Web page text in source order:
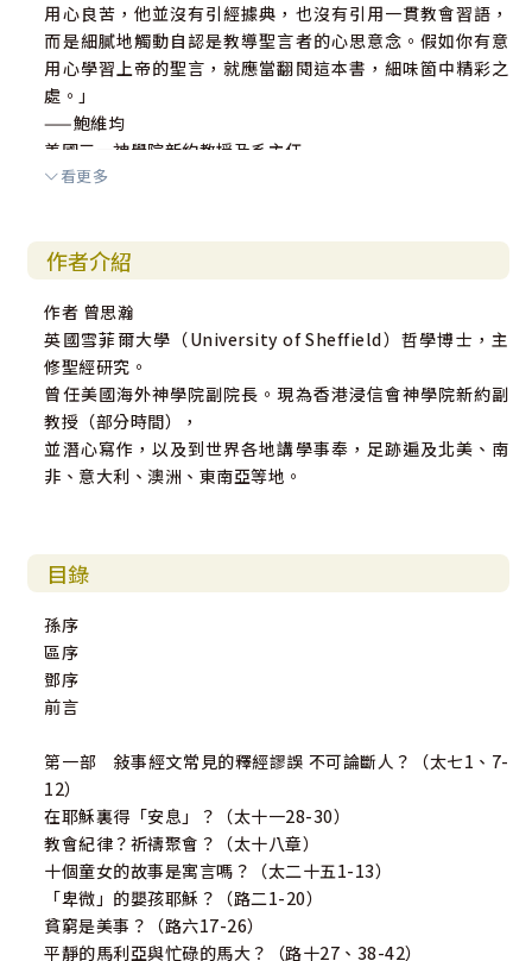
用心良苦，他並沒有引經據典，也沒有引用一貫教會習語，
而是細膩地觸動自認是教導聖言者的心思意念。假如你有意
用心學習上帝的聖言，就應當翻閱這本書，細味箇中精彩之
處。」
——鮑維均
美國三一神學院新約教授及系主任
看更多
作者介紹
作者 曾思瀚
英國雪菲爾大學（University of Sheffield）哲學博士，主
修聖經研究。
曾任美國海外神學院副院長。現為香港浸信會神學院新約副
教授（部分時間），
並潛心寫作，以及到世界各地講學事奉，足跡遍及北美、南
非、意大利、澳洲、東南亞等地。
目錄
孫序
區序
鄧序
前言
第一部 敍事經文常見的釋經謬誤 不可論斷人？（太七1、7-
12）
在耶穌裏得「安息」？（太十一28-30）
教會紀律？祈禱聚會？（太十八章）
十個童女的故事是寓言嗎？（太二十五1-13）
「卑微」的嬰孩耶穌？（路二1-20）
貧窮是美事？（路六17-26）
平靜的馬利亞與忙碌的馬大？（路十27、38-42）